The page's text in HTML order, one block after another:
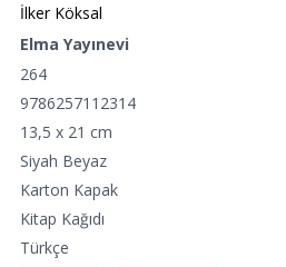
İlker Köksal
Elma Yayınevi
264
9786257112314
13,5 x 21 cm
Siyah Beyaz
Karton Kapak
Kitap Kağıdı
Türkçe